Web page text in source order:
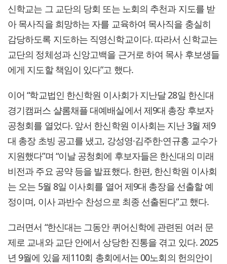
신학교는 그 교단의 당회 또는 노회의 추천과 지도를 받
아 목사직을 희망하는 자를 교육하여 목사직을 충실히
감당하도록 지도하는 직영신학교이다. 따라서 신학교는
교단의 정체성과 신앙고백을 근거로 하여 목사 후보생들
에게 지도할 책임이 있다”고 했다.
이어 “학교법인 한신학원 이사회가 지난달 28일 한신대
경기캠퍼스 샬롬채플 대예배실에서 제9대 총장 후보자
공청회를 열었다. 앞서 한신학원 이사회는 지난 3월 제9
대 총장 초빙 공고를 냈고, 강성영·김주한·연규홍 교수가
지원했다”며 “이날 공청회에 후보자들은 한신대의 미래
비전과 주요 공약 등을 발표했다. 한편, 한신학원 이사회
는 오는 5월 8일 이사회를 열어 제9대 총장을 선출할 예
정이며, 이사 과반수 찬성으로 최종 선출된다”고 했다.
그러면서 “한신대는 그동안 퀴어신학에 관련된 여러 문
제로 교내와 교단 안에서 상당한 진통을 겪고 있다. 2025
년 9월에 있을 제110회 총회에서는 00노회의 헌의안이